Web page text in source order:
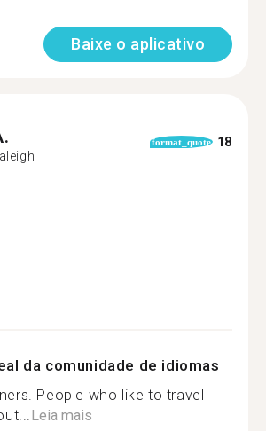
Baixe o aplicativo
format_quote 18
da comunidade de idiomas
People who like to travel
Leia mais